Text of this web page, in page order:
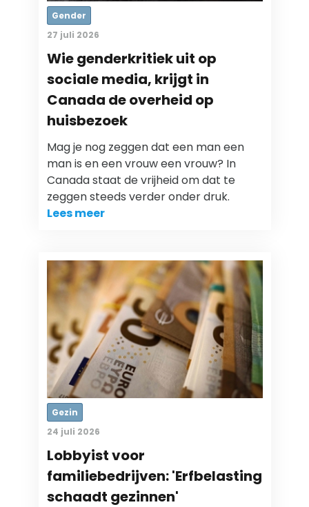
Gender
27 juli 2026
Wie genderkritiek uit op
sociale media, krijgt in
Canada de overheid op
huisbezoek
Mag je nog zeggen dat een man een
man is en een vrouw een vrouw? In
Canada staat de vrijheid om dat te
zeggen steeds verder onder druk.
Lees meer
Gezin
24 juli 2026
Lobbyist voor
familiebedrijven: 'Erfbelasting
schaadt gezinnen'